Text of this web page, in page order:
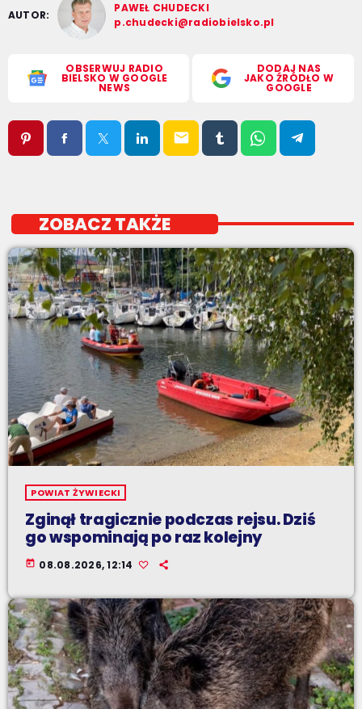
AUTOR:
PAWEŁ CHUDECKI
p.chudecki@radiobielsko.pl
OBSERWUJ RADIO
BIELSKO W GOOGLE
NEWS
DODAJ NAS
JAKO ŹRÓDŁO W
GOOGLE
email
ZOBACZ TAKŻE
POWIAT ŻYWIECKI
Zginął tragicznie podczas rejsu. Dziś
go wspominają po raz kolejny
today 08.08.2026, 12:14